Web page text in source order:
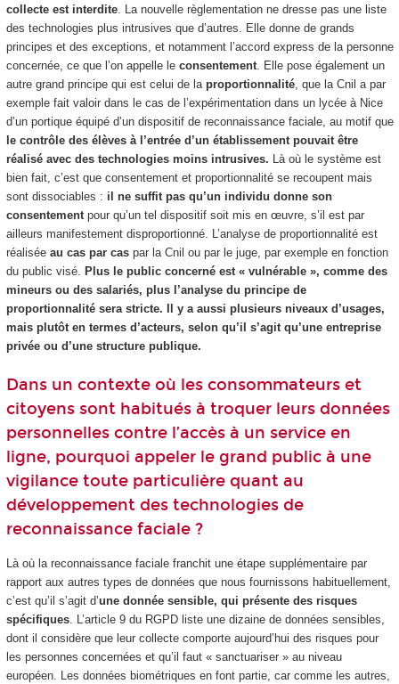
collecte est interdite. La nouvelle règlementation ne dresse pas une liste
des technologies plus intrusives que d’autres. Elle donne de grands
principes et des exceptions, et notamment l’accord express de la personne
concernée, ce que l’on appelle le consentement. Elle pose également un
autre grand principe qui est celui de la proportionnalité, que la Cnil a par
exemple fait valoir dans le cas de l’expérimentation dans un lycée à Nice
d’un portique équipé d’un dispositif de reconnaissance faciale, au motif que
le contrôle des élèves à l’entrée d’un établissement pouvait être
réalisé avec des technologies moins intrusives. Là où le système est
bien fait, c’est que consentement et proportionnalité se recoupent mais
sont dissociables : il ne suffit pas qu’un individu donne son
consentement pour qu’un tel dispositif soit mis en œuvre, s’il est par
ailleurs manifestement disproportionné. L’analyse de proportionnalité est
réalisée au cas par cas par la Cnil ou par le juge, par exemple en fonction
du public visé. Plus le public concerné est « vulnérable », comme des
mineurs ou des salariés, plus l’analyse du principe de
proportionnalité sera stricte.
Il y a aussi plusieurs niveaux d’usages,
mais plutôt en termes d’acteurs, selon qu’il s’agit qu’une entreprise
privée ou d’une structure publique.
Dans un contexte où les consommateurs et
citoyens sont habitués à troquer leurs données
personnelles contre l’accès à un service en
ligne, pourquoi appeler le grand public à une
vigilance toute particulière quant au
développement des technologies de
reconnaissance faciale ?
Là où la reconnaissance faciale franchit une étape supplémentaire par
rapport aux autres types de données que nous fournissons habituellement,
c’est qu’il s’agit d’une donnée sensible, qui présente des risques
spécifiques. L’article 9 du RGPD liste une dizaine de données sensibles,
dont il considère que leur collecte comporte aujourd’hui des risques pour
les personnes concernées et qu’il faut « sanctuariser » au niveau
européen. Les données biométriques en font partie, car comme les autres,